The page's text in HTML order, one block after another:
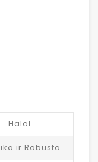
Halal
ir Robusta